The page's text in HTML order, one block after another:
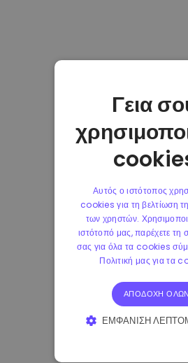
Γεια
Αυτός ο ιστότοπος
cookies για τη βελτίωση
των χρηστών.
ιστότοπό μας, παρέχετε τη
σας για όλα τα cookies
Πολιτική μας για τα
ΑΠΟΔΟΧΉ ΌΛΩΝ
ΕΜΦΆΝΙΣΗ